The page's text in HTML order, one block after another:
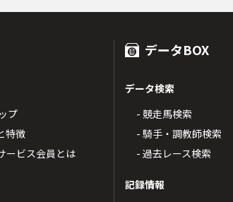
プ
特徴
ービス会員とは
データBOX
データ検索
- 競走馬検索
- 騎手・調教師検索
- 過去レース検索
記録情報